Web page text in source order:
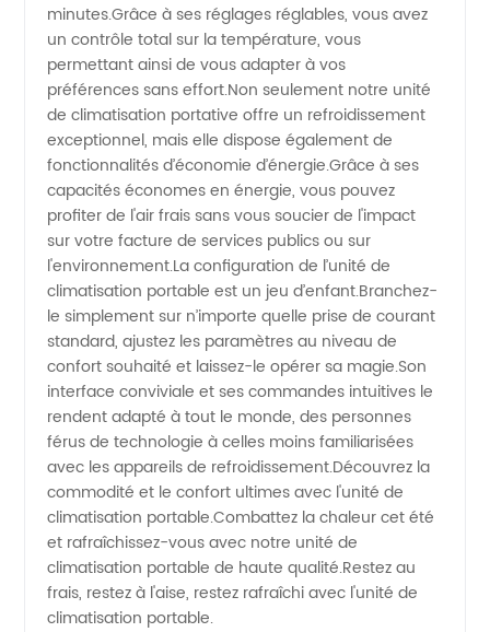
minutes.Grâce à ses réglages réglables, vous avez
un contrôle total sur la température, vous
permettant ainsi de vous adapter à vos
préférences sans effort.Non seulement notre unité
de climatisation portative offre un refroidissement
exceptionnel, mais elle dispose également de
fonctionnalités d’économie d’énergie.Grâce à ses
capacités économes en énergie, vous pouvez
profiter de l'air frais sans vous soucier de l'impact
sur votre facture de services publics ou sur
l'environnement.La configuration de l’unité de
climatisation portable est un jeu d’enfant.Branchez-
le simplement sur n’importe quelle prise de courant
standard, ajustez les paramètres au niveau de
confort souhaité et laissez-le opérer sa magie.Son
interface conviviale et ses commandes intuitives le
rendent adapté à tout le monde, des personnes
férus de technologie à celles moins familiarisées
avec les appareils de refroidissement.Découvrez la
commodité et le confort ultimes avec l'unité de
climatisation portable.Combattez la chaleur cet été
et rafraîchissez-vous avec notre unité de
climatisation portable de haute qualité.Restez au
frais, restez à l'aise, restez rafraîchi avec l'unité de
climatisation portable.